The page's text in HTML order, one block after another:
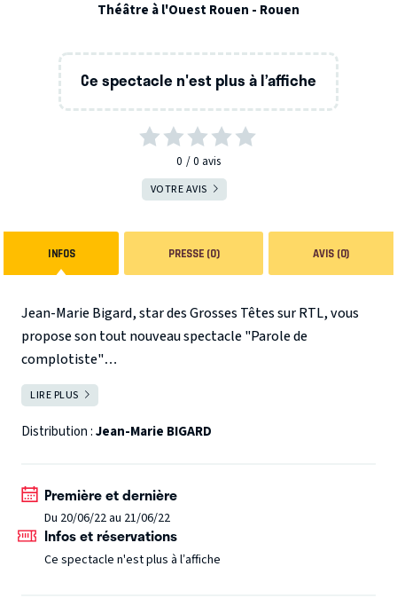
Théâtre à l'Ouest Rouen - Rouen
Ce spectacle n'est plus à l’affiche
0 0 avis
VOTRE AVIS
INFOS PRESSE (0) AVIS (0)
Jean-Marie Bigard, star des Grosses Têtes sur RTL, vous
propose son tout nouveau spectacle "Parole de
complotiste"
Après les 52 000 spectateurs du Stade de France, + de 5 000
000 de spectateurs dans sa carrière, le meilleur raconteur
LIRE PLUS
Distribution :Jean-Marie BIGARD
Première et dernière
Du 20/06/22 au 21/06/22
Infos et réservations
Ce spectacle n'est plus à l’affiche